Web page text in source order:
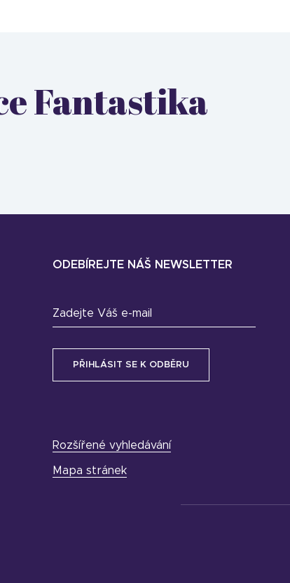
Fantastika
ODEBÍREJTE NÁŠ NEWSLETTER
Zadejte Váš e-mail
Rozšířené vyhledávání
Mapa stránek